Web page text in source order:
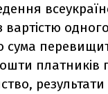
сума
платників